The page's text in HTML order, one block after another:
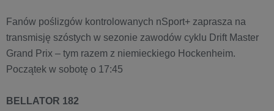
Fanów poślizgów kontrolowanych nSport+ zaprasza na
transmisję szóstych w sezonie zawodów cyklu Drift Master
Grand Prix – tym razem z niemieckiego Hockenheim.
Początek w sobotę o 17:45
BELLATOR 182